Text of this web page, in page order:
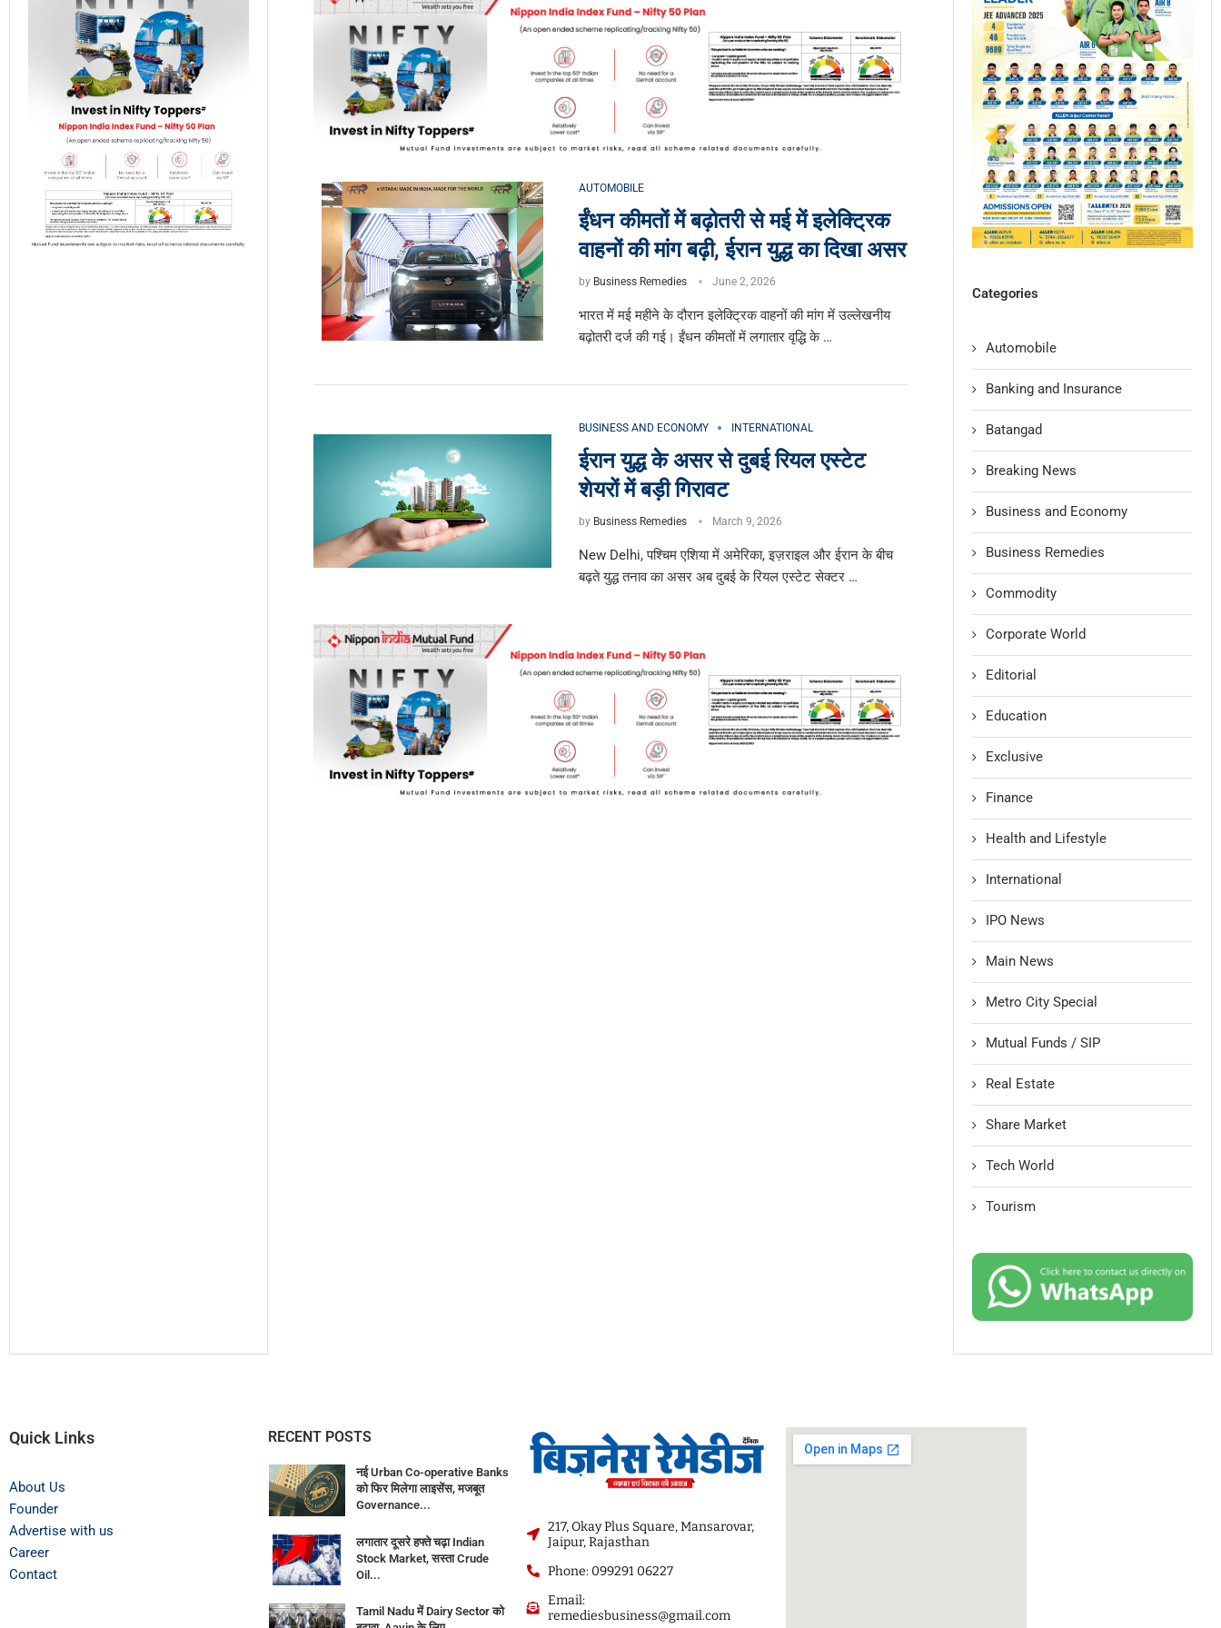
AUTOMOBILE
ईंधन कीमतों में बढ़ोतरी से मई में इलेक्ट्रिक
वाहनों की मांग बढ़ी, ईरान युद्ध का दिखा असर
by Business Remedies June 2, 2026
भारत में मई महीने के दौरान इलेक्ट्रिक वाहनों की मांग में उल्लेखनीय
बढ़ोतरी दर्ज की गई। ईंधन कीमतों में लगातार वृद्धि के …
BUSINESS AND ECONOMY INTERNATIONAL
ईरान युद्ध के असर से दुबई रियल एस्टेट
शेयरों में बड़ी गिरावट
by Business Remedies March 9, 2026
New Delhi, पश्चिम एशिया में अमेरिका, इज़राइल और ईरान के बीच
बढ़ते युद्ध तनाव का असर अब दुबई के रियल एस्टेट सेक्टर …
Categories
Automobile
Banking and Insurance
Batangad
Breaking News
Business and Economy
Business Remedies
Commodity
Corporate World
Editorial
Education
Exclusive
Finance
Health and Lifestyle
International
IPO News
Main News
Metro City Special
Mutual Funds / SIP
Real Estate
Share Market
Tech World
Tourism
Quick Links
About Us
Founder
Advertise with us
Career
Contact
RECENT POSTS
नई Urban Co-operative Banks
को फिर मिलेगा लाइसेंस, मजबूत
Governance...
लगातार दूसरे हफ्ते चढ़ा Indian
Stock Market, सस्ता Crude
Oil...
Tamil Nadu में Dairy Sector को
217, Okay Plus Square, Mansarovar,
Jaipur, Rajasthan
Phone: 099291 06227
Email:
remediesbusiness@gmail.com